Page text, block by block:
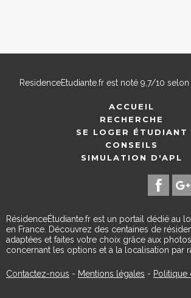
ResidenceEtudiante.frest noté 9,7/10 selon
ACCUEIL
RECHERCHE
SE LOGER ÉTUDIANT
CONSEILS
SIMULATION D'APL
RésidenceÉtudiante.fr est un portail dédié au
en France. Découvrez des centaines de
adaptées et faites votre choix grâce aux
concernant les options et à la localisation par
Contactez-nous - Mentions légales - Politique